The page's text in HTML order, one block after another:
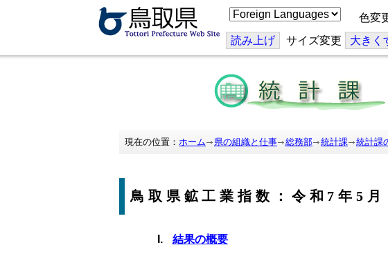
こ
の
ジ
を
訳
す
る
色変
読み上げ サイズ変更 大きく
現在の位置： ホーム 県の組織と仕事 総務部 統計課 統計課
鳥取県鉱工業指数：令和7年5月
結果の概要